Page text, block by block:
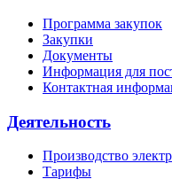
Программа закупок
Закупки
Документы
Информация для
Контактная
Деятельность
Производство
Тарифы